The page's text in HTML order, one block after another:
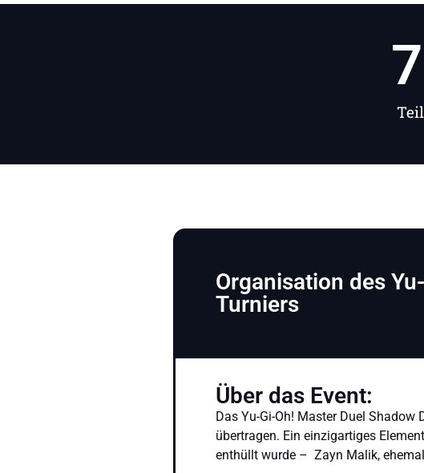
Organisation des
Turniers
Über das Event:
Das Yu-Gi-Oh! Master Duel
übertragen. Ein einzigartiges
enthüllt wurde – Zayn Malik,